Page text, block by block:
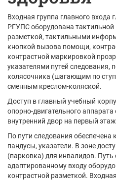
Входная группа главного входа
РГУПС оборудована тактильной
разметкой, тактильными
кнопкой вызова помощи,
контрастной маркировкой
указателями путей
колясочника (шагающим по
сменным креслом-коляской.
Доступ в главный учебный
опорно-двигательного аппарата
внутренний двор на первый
По пути следования обеспечена
пандусы, указатели. В зоне
(парковка) для инвалидов.
адаптированному входу
контрастной разметкой.